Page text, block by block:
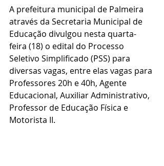
A prefeitura municipal de Palmeira
através da Secretaria Municipal de
Educação divulgou nesta quarta-
feira (18) o edital do Processo
Seletivo Simplificado (PSS) para
diversas vagas, entre elas vagas para
Professores 20h e 40h, Agente
Educacional, Auxiliar Administrativo,
Professor de Educação Física e
Motorista II.